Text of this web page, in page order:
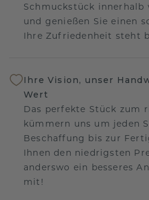
Schmuckstück innerhalb
und genießen Sie einen
Ihre Zufriedenheit steht
Ihre Vision, unser
Wert
Das perfekte Stück zum
kümmern uns um jeden
Beschaffung bis zur
Ihnen den niedrigsten
anderswo ein besseres
mit!